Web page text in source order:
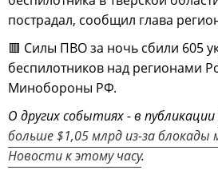
пострадал, сообщил глава
🟥 Силы ПВО за ночь сбили 605
беспилотников над регионами
Минобороны РФ.
О других событиях - в публикации
больше $1,05 млрд из-за блокады
Новости к этому часу.